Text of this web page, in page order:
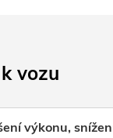
vozu
výkonu,